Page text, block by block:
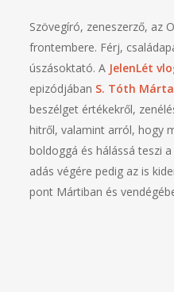
Szövegíró, zeneszerző, az
frontembere. Férj,
úszásoktató. A JelenLét
epizódjában S. Tóth Márta
beszélget értékekről,
hitről, valamint arról, hogy
boldoggá és hálássá teszi
adás végére pedig az is
pont Mártiban és